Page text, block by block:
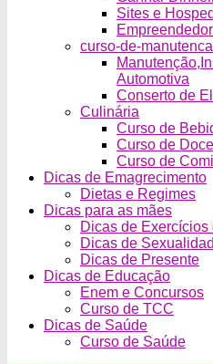
Sites e
curso-de-
Automotiva
Conserto de
Culinária
Curso de
Curso de
Curso de
Dicas de Emagrecimento
Dietas e Regimes
Dicas para as mães
Dicas de Exercícios
Dicas de
Dicas de Presente
Dicas de Educação
Enem e Concursos
Curso de TCC
Dicas de Saúde
Curso de Saúde